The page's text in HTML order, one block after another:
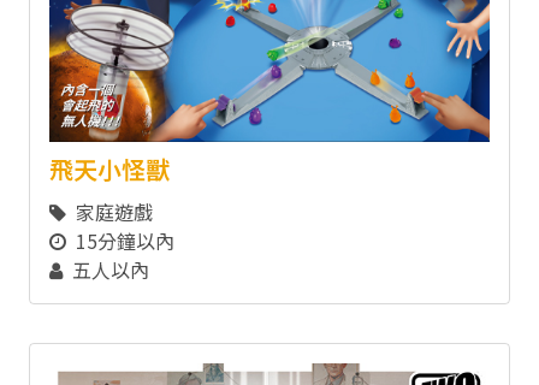
飛天小怪獸
家庭遊戲
15分鐘以內
五人以內